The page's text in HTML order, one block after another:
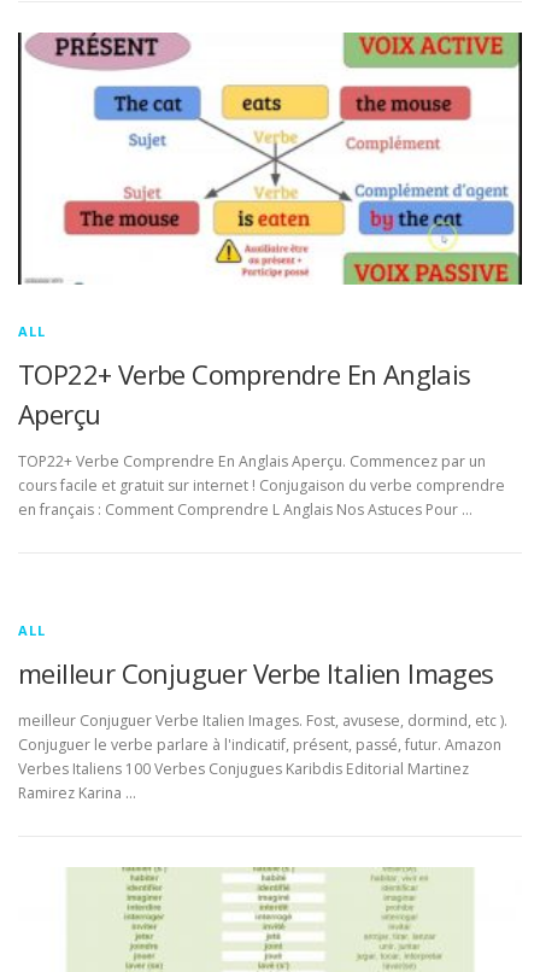
ALL
TOP22+ Verbe Comprendre En Anglais
Aperçu
TOP22+ Verbe Comprendre En Anglais Aperçu. Commencez par un
cours facile et gratuit sur internet ! Conjugaison du verbe comprendre
en français : Comment Comprendre L Anglais Nos Astuces Pour …
ALL
meilleur Conjuguer Verbe Italien Images
meilleur Conjuguer Verbe Italien Images. Fost, avusese, dormind, etc ).
Conjuguer le verbe parlare à l'indicatif, présent, passé, futur. Amazon
Verbes Italiens 100 Verbes Conjugues Karibdis Editorial Martinez
Ramirez Karina …